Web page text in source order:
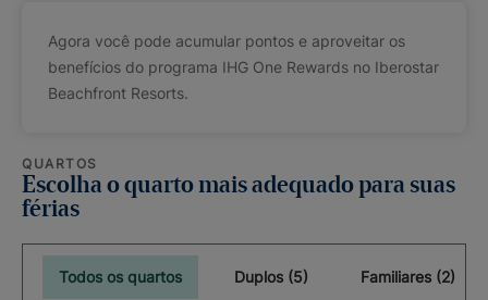
Agora você pode acumular pontos e aproveitar os
benefícios do programa IHG One Rewards no Iberostar
Beachfront Resorts.
QUARTOS
Escolha o quarto mais adequado para suas
férias
Todos os quartos Duplos (5) Familiares (2)